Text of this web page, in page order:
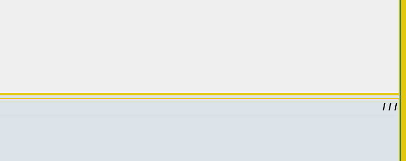
/ / /